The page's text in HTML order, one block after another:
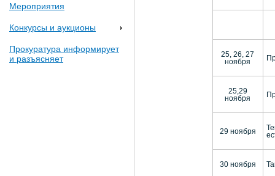
Мероприятия
Конкурсы и аукционы
Прокуратура информирует
и разъясняет
25, 26, 27
ноября
25,29
ноября
29 ноября
30 ноября